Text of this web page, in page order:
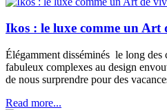
Ikos : le luxe comme un Art
Élégamment disséminés le long des
fabuleux complexes au design
de nous surprendre pour des
Read more...